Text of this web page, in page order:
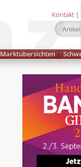
Kontakt |
Marktübersichten